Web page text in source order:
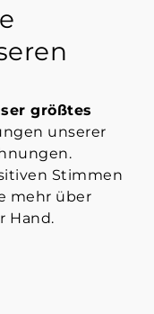
größtes
unserer
Stimmen
mehr über
Hand.